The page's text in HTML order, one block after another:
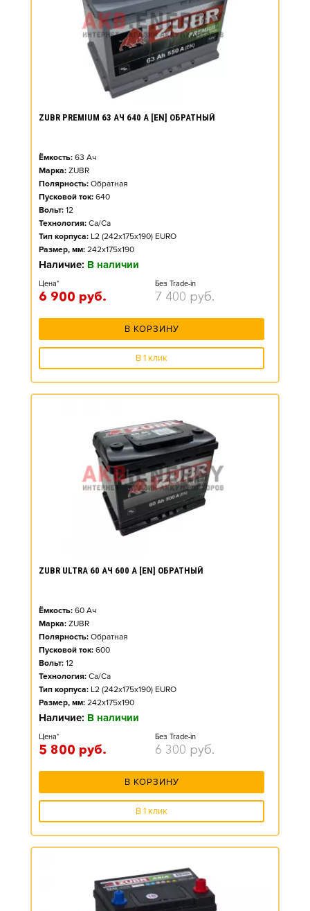
ZUBR PREMIUM 63 АЧ 640 А [EN] ОБРАТНЫЙ
Ёмкость: 63 Ач
Марка: ZUBR
Полярность: Обратная
Пусковой ток: 640
Вольт: 12
Технология: Ca/Ca
Тип корпуса: L2 (242x175x190) EURO
Размер, мм: 242x175x190
Наличие: В наличии
Цена*
6 900 руб.
Без Trade-in
7 400 руб.
В КОРЗИНУ
В 1 клик
ZUBR ULTRA 60 АЧ 600 А [EN] ОБРАТНЫЙ
Ёмкость: 60 Ач
Марка: ZUBR
Полярность: Обратная
Пусковой ток: 600
Вольт: 12
Технология: Ca/Ca
Тип корпуса: L2 (242x175x190) EURO
Размер, мм: 242x175x190
Наличие: В наличии
Цена*
5 800 руб.
Без Trade-in
6 300 руб.
В КОРЗИНУ
В 1 клик